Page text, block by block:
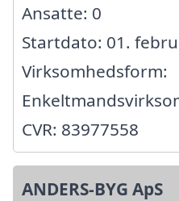
Ansatte: 0
Startdato: 01.
Virksomhedsform:
CVR: 83977558
ANDERS-BYG ApS